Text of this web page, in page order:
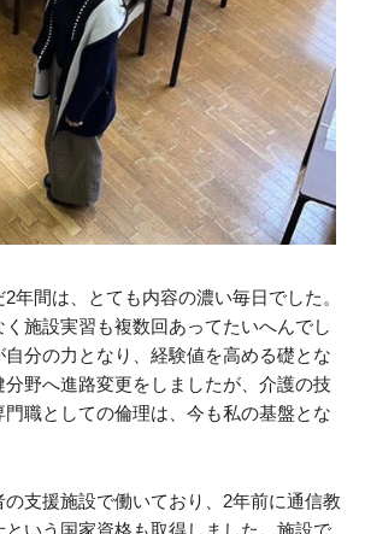
年間は、とても内容の濃い毎日でした。
施設実習も複数回あってたいへんでし
分の力となり、経験値を高める礎とな
分野へ進路変更をしましたが、介護の技
職としての倫理は、今も私の基盤とな
支援施設で働いており、2年前に通信教